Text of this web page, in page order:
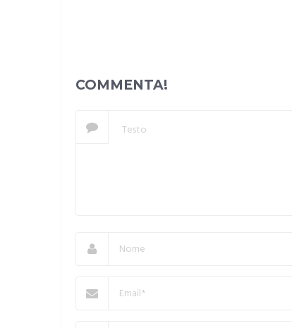
COMMENTA!